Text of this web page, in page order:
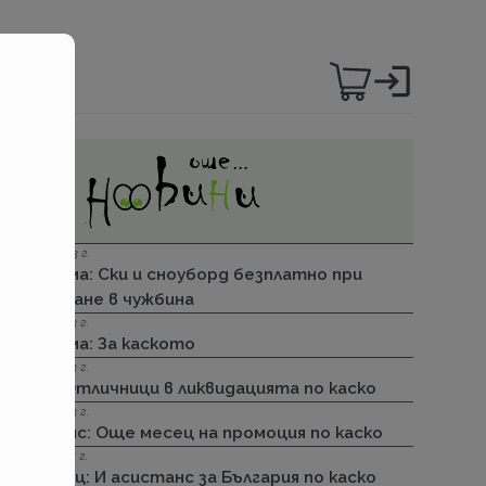
06.12.2023 г.
Групама: Ски и сноуборд безплатно при
пътуване в чужбина
27.04.2023 г.
Групама: За каското
31.03.2023 г.
ДЗИ: Отличници в ликвидацията по каско
31.03.2023 г.
Лев Инс: Още месец на промоция по каско
30.11.2022 г.
Армеец: И асистанс за България по каско